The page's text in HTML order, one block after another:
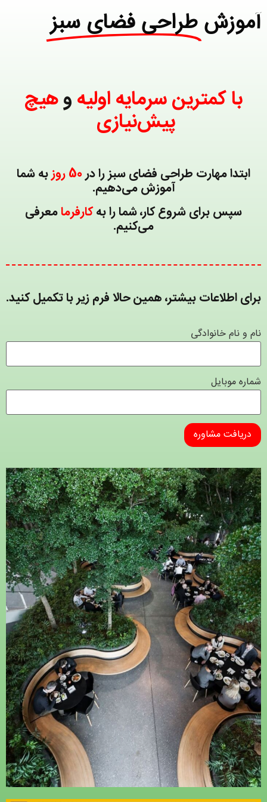
آموزشطراحی فضای سبز
با کمترین سرمایه اولیهوهیچ
پیش‌نیازی
ابتدا مهارت طراحی فضای سبز را در50 روز به شما
آموزش می‌دهیم.
سپس برای شروع کار، شما را بهکارفرمامعرفی
می‌کنیم.
برای اطلاعات بیشتر، همین حالا فرم زیر با تکمیل کنید.
نام و نام خانوادگی
شماره موبایل